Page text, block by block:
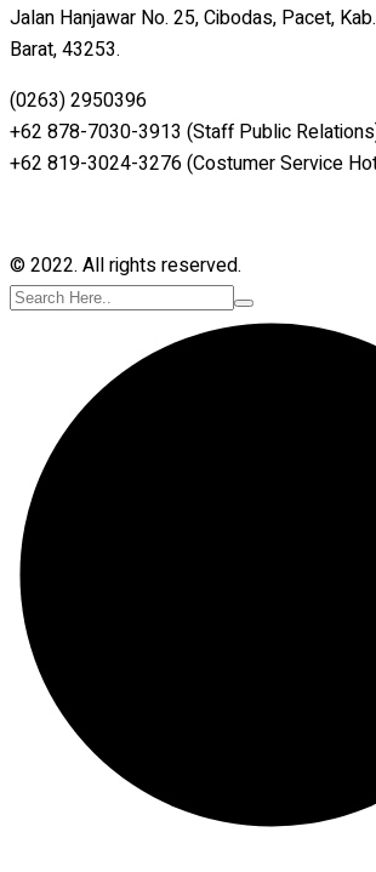
Jalan Hanjawar No. 25, Cibodas, Pacet,
Barat, 43253.
(0263) 2950396
+62 878-7030-3913 (Staff Public
+62 819-3024-3276 (Costumer Service
© 2022. All rights reserved.